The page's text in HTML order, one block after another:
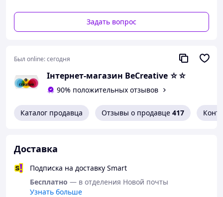
Задать вопрос
Был online:сегодня
Інтернет-магазин BeCreative ☆☆
90% положительных отзывов
Каталог продавца Отзывы о продавце 417
Доставка
Подписка на доставку Smart
Бесплатно — в отделения Новой почты
Узнать больше